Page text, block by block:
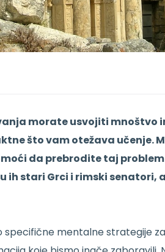
morate usvojiti mnoštvo
što vam otežava učenje.
da prebrodite taj
ih stari Grci i rimski senatori,
specifične mentalne strategije